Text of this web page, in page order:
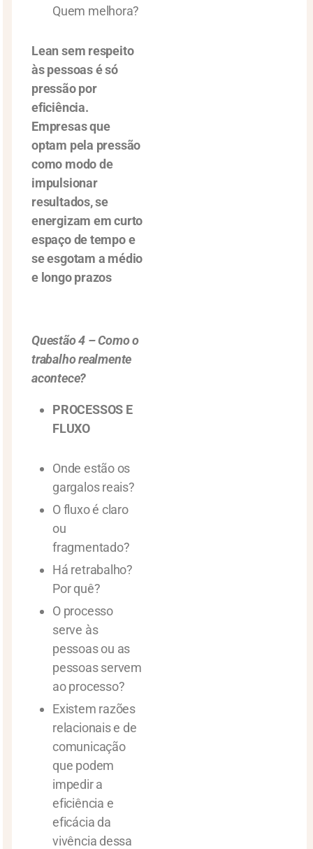
Quem melhora?
Lean sem respeito
às pessoas é só
pressão por
eficiência.
Empresas que
optam pela pressão
como modo de
impulsionar
resultados, se
energizam em curto
espaço de tempo e
se esgotam a médio
e longo prazos
Questão 4 – Como o
trabalho realmente
acontece?
PROCESSOS E
FLUXO
Onde estão os
gargalos reais?
O fluxo é claro
ou
fragmentado?
Há retrabalho?
Por quê?
O processo
serve às
pessoas ou as
pessoas servem
ao processo?
Existem razões
relacionais e de
comunicação
que podem
impedir a
eficiência e
eficácia da
vivência dessa